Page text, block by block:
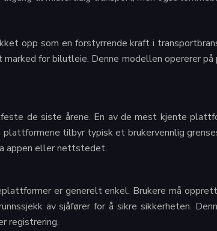
opp som en forstyrrende kraft i
for bilutleie. Denne modellen opererer
de siste årene. En av de mest kjente
tilbyr typisk et brukervennlig
appen eller nettstedet.
er generelt enkel. Brukere må
av sjåfører for å sikre sikkerheten.
registrering.